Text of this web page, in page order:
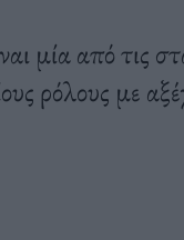
μία από τις
ρόλους με